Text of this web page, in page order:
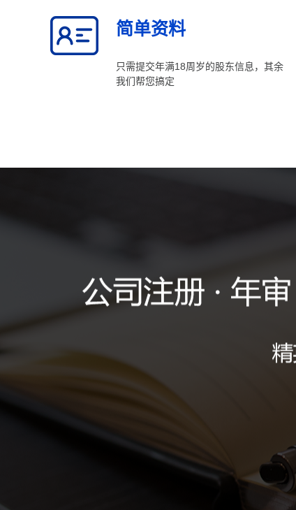
简单资料
只需提交年满18周岁的股东信息，其余
我们帮您搞定